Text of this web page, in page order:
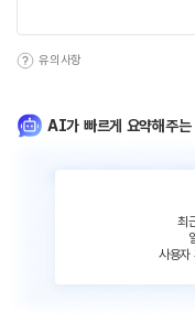
유의사항
AI가 빠르게 요약해주는
최
사용자